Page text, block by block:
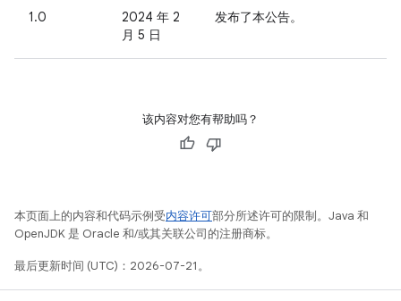
1.0
2024 年 2
月 5 日
发布了本公告。
该内容对您有帮助吗？
本页面上的内容和代码示例受内容许可部分所述许可的限制。Java 和
OpenJDK 是 Oracle 和/或其关联公司的注册商标。
最后更新时间 (UTC)：2026-07-21。